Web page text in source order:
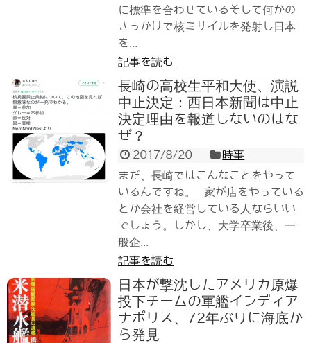
に標準を合わせているそして何かの
きっかけで核ミサイルを発射し日本
を...
記事を読む
長崎の高校生平和大使、演説
中止決定：西日本新聞は中止
決定理由を報道しないのはな
ぜ？
2017/8/20
時事
まだ、長崎ではこんなことをやって
いるんですね。 家が店をやっている
とか会社を経営している人ならいい
でしょう。しかし、大学卒業後、一
般企...
記事を読む
日本が撃沈したアメリカ原爆
投下チームの軍艦インディア
ナポリス、72年ぶりに海底か
ら発見